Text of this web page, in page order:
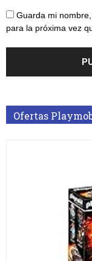
Guarda mi
para la próxima vez
Ofertas